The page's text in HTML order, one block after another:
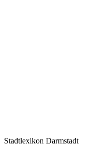
Stadtlexikon Darmstadt